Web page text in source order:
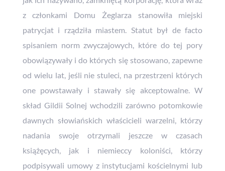
z członkami Domu Żeglarza stanowiła miejski
patrycjat i rządziła miastem. Statut był de facto
spisaniem norm zwyczajowych, które do tej pory
obowiązywały i do których się stosowano, zapewne
od wielu lat, jeśli nie stuleci, na przestrzeni których
one powstawały i stawały się akceptowalne. W
skład Gildii Solnej wchodzili zarówno potomkowie
dawnych słowiańskich właścicieli warzelni, którzy
nadania swoje otrzymali jeszcze w czasach
książęcych, jak i niemieccy koloniści, którzy
podpisywali umowy z instytucjami kościelnymi lub